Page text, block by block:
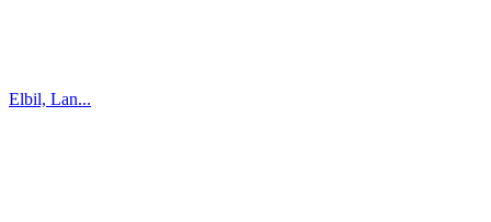
Elbil, Lan...